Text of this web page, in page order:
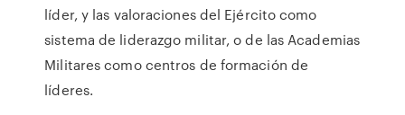
líder, y las valoraciones del Ejército como
sistema de liderazgo militar, o de las Academias
Militares como centros de formación de
líderes.